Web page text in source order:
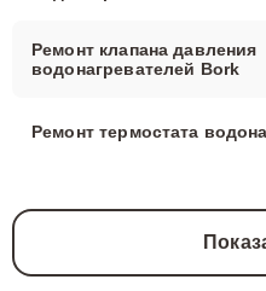
Ремонт клапана давления
водонагревателей Bork
Ремонт термостата